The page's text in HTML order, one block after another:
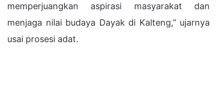
memperjuangkan aspirasi masyarakat dan
menjaga nilai budaya Dayak di Kalteng,” ujarnya
usai prosesi adat.